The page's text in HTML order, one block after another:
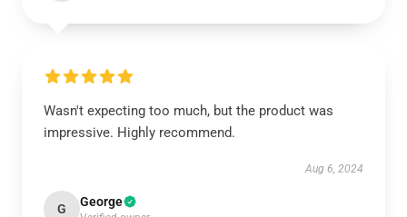
Wasn't expecting too much, but the product was
impressive. Highly recommend.
Aug 6, 2024
G George